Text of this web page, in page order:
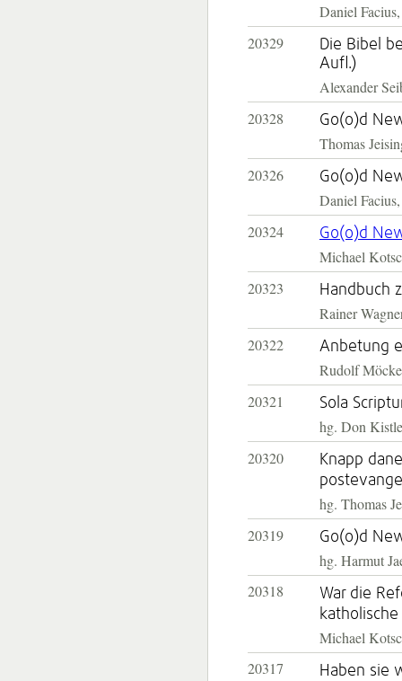
Daniel
20329
Die Bibel
Aufl.)
Alexander
20328
Go(o)d
Thomas
20326
Go(o)d
Daniel
20324
Go(o)d
Michael
20323
Handbuch
Rainer
20322
Anbetung
Rudolf
20321
Sola
hg. Don
20320
Knapp
hg. Thomas
20319
Go(o)d
hg. Harmut
20318
War die
Michael
20317
Haben sie